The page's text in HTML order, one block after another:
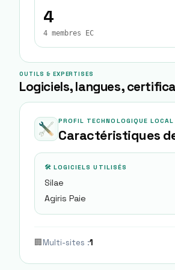
4
4 membres EC
OUTILS & EXPERTISES
Logiciels, langues,
PROFIL TECHNOLOGIQUE LOCAL
Caractéristiques
🛠 LOGICIELS UTILISÉS
Silae
Agiris Paie
🏢 Multi-sites :1